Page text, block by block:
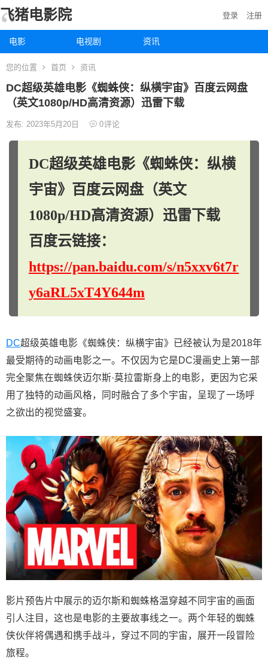
飞猪电影院
电影 电视剧 资讯
登录 注册
您的位置 首页 资讯
DC超级英雄电影《蜘蛛侠：纵横宇宙》百度云网盘
（英文1080p/HD高清资源）迅雷下载
发布: 2023年5月20日 0评论
DC超级英雄电影《蜘蛛侠：纵横
宇宙》百度云网盘（英文
1080p/HD高清资源）迅雷下载
百度云链接：
https://pan.baidu.com/s/n5xxv6t7r
y6aRL5xT4Y644m
DC超级英雄电影《蜘蛛侠：纵横宇宙》已经被认为是2018年
最受期待的动画电影之一。不仅因为它是DC漫画史上第一部
完全聚焦在蜘蛛侠迈尔斯·莫拉雷斯身上的电影，更因为它采
用了独特的动画风格，同时融合了多个宇宙，呈现了一场呼
之欲出的视觉盛宴。
影片预告片中展示的迈尔斯和蜘蛛格温穿越不同宇宙的画面
引人注目，这也是电影的主要故事线之一。两个年轻的蜘蛛
侠伙伴将偶遇和携手战斗，穿过不同的宇宙，展开一段冒险
旅程。